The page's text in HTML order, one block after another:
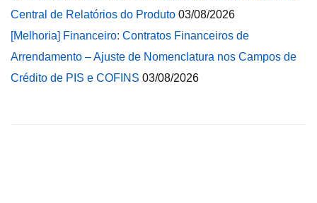
Central de Relatórios do Produto 03/08/2026
[Melhoria] Financeiro: Contratos Financeiros de
Arrendamento – Ajuste de Nomenclatura nos Campos de
Crédito de PIS e COFINS 03/08/2026